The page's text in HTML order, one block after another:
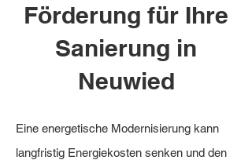
Förderung für Ihre
Sanierung in
Neuwied
Eine energetische Modernisierung kann
langfristig Energiekosten senken und den